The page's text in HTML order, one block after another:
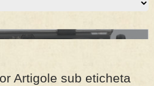
Artigole sub eticheta